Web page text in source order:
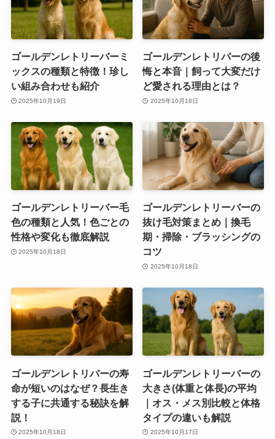
ゴールデンレトリーバーミ
ックスの種類と特徴！珍し
い組み合わせも紹介
2025年10月19日
ゴールデンレトリバーの後
悔と本音｜飼って大変だけ
ど愛される理由とは？
2025年10月18日
ゴールデンレトリーバー毛
色の種類と人気！色ごとの
性格や変化も徹底解説
2025年10月18日
ゴールデンレトリーバーの
抜け毛対策まとめ｜換毛
期・掃除・ブラッシングの
コツ
2025年10月18日
ゴールデンレトリバーの寿
命が短いのはなぜ？長生き
する子に共通する秘訣を解
説！
2025年10月18日
ゴールデンレトリーバーの
大きさ(体重と体長)の平均
｜オス・メス別比較と体格
タイプの違いも解説
2025年10月17日